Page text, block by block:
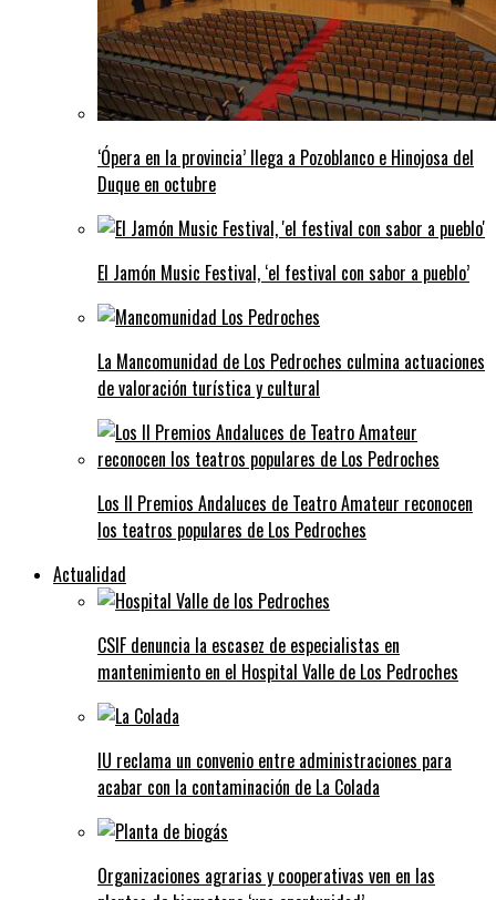
‘Ópera en la provincia’ llega a Pozoblanco e Hinojosa del
Duque en octubre
El Jamón Music Festival, ‘el festival con sabor a pueblo’
La Mancomunidad de Los Pedroches culmina actuaciones
de valoración turística y cultural
Los II Premios Andaluces de Teatro Amateur reconocen
los teatros populares de Los Pedroches
Actualidad
CSIF denuncia la escasez de especialistas en
mantenimiento en el Hospital Valle de Los Pedroches
IU reclama un convenio entre administraciones para
acabar con la contaminación de La Colada
Organizaciones agrarias y cooperativas ven en las